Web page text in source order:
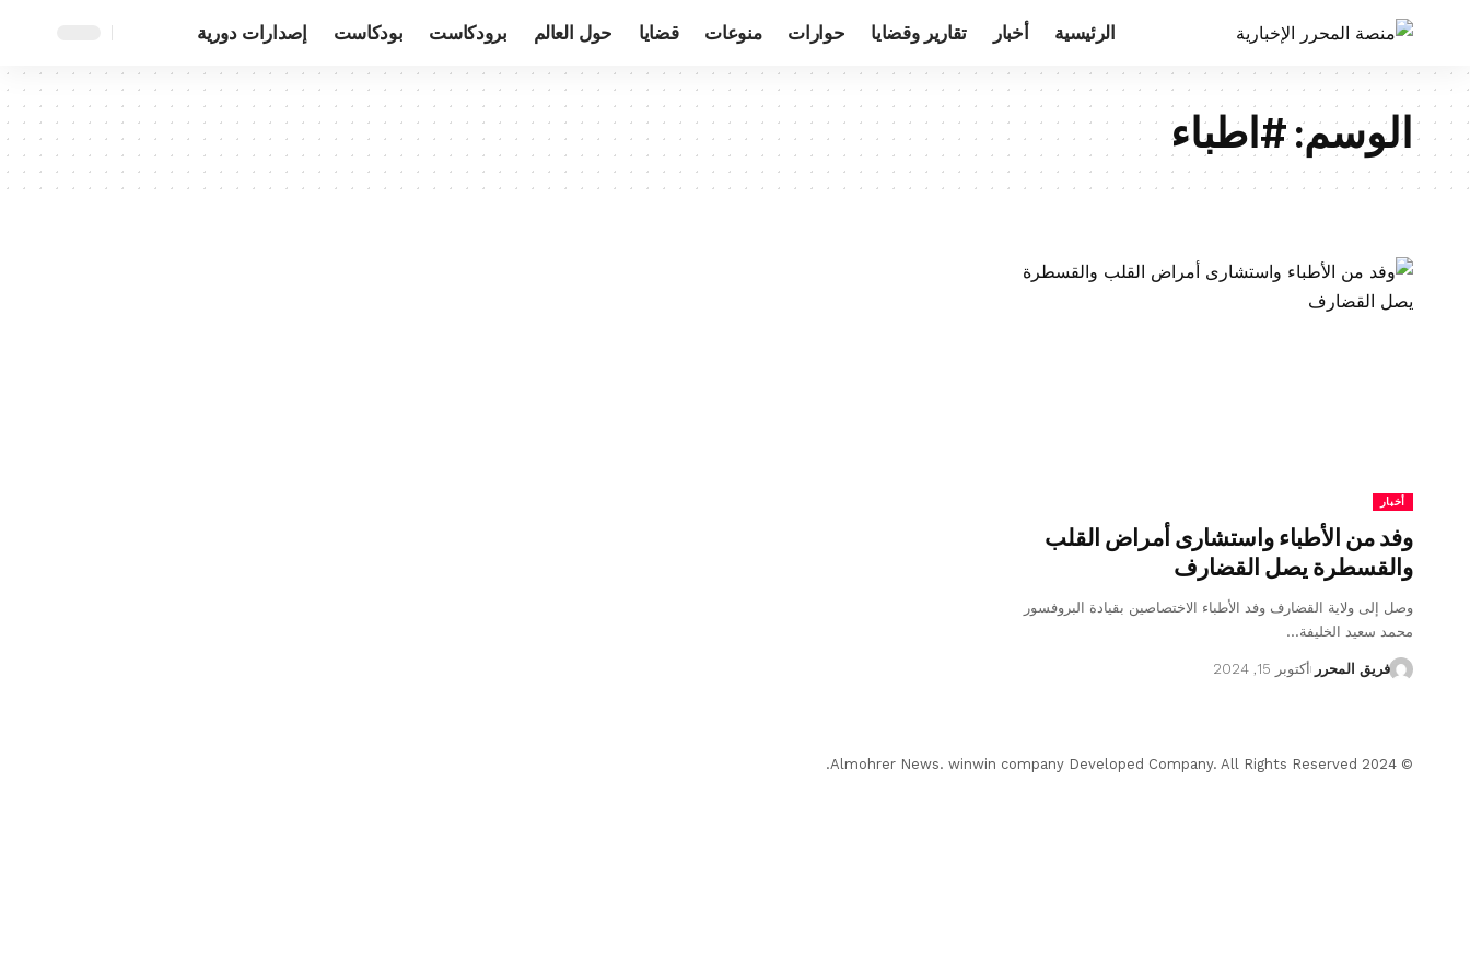
الرئيسية أخبار تقارير وقضايا حوارات منوعات قضايا حول العالم برودكاست بودكاست إصدارات دورية
الوسم:#اطباء
أخبار
وفد من الأطباء واستشارى أمراض القلب
والقسطرة يصل القضارف
وصل إلى ولاية القضارف وفد الأطباء الاختصاصين بقيادة البروفسور
محمد سعيد الخليفة…
فريق المحرر أكتوبر 15, 2024
© 2024 Almohrer News. winwin company Developed Company. All Rights Reserved.